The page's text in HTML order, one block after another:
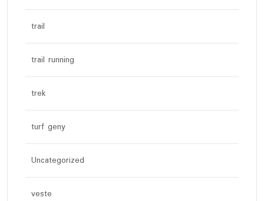
trail
trail running
trek
turf geny
Uncategorized
veste